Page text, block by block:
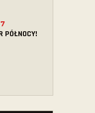
PÓŁNOCY!